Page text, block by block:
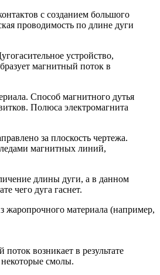
с созданием большого
проводимость по длине дуги
устройство,
магнитный поток в
Способ магнитного дутья
Полюса электромагнита
за плоскость чертежа.
магнитных линий,
длины дуги, а в данном
чего дуга гаснет.
материала (например,
возникает в результате
смолы.